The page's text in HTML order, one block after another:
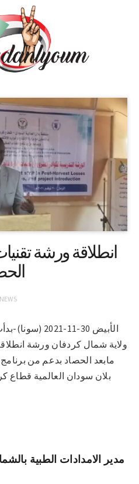
انطلاقة ورشة
الأبيض 30-11-
ولاية شمال كردفان ورشة
مابعد الحصاد بدعم من
بلان سودان العالمية قطاع
مدير الامدادات الطبية